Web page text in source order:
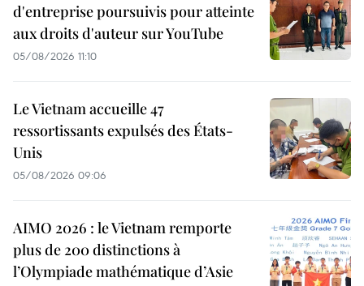
d'entreprise poursuivis pour atteinte
aux droits d'auteur sur YouTube
05/08/2026 11:10
Le Vietnam accueille 47
ressortissants expulsés des États-
Unis
05/08/2026 09:06
AIMO 2026 : le Vietnam remporte
plus de 200 distinctions à
l’Olympiade mathématique d’Asie